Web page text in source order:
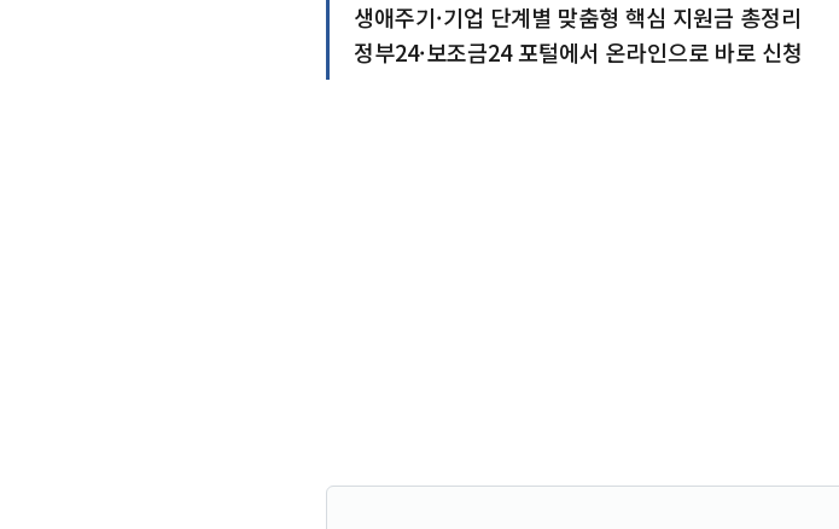
생애주기·기업 단계별 맞춤형 핵심 지원금 총정리
정부24·보조금24 포털에서 온라인으로 바로 신청